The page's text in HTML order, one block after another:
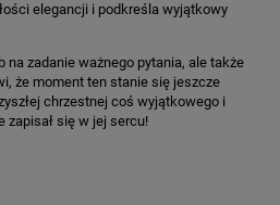
elegancji i podkreśla wyjątkowy
na zadanie ważnego pytania, ale także
że moment ten stanie się jeszcze
chrzestnej coś wyjątkowego i
zapisał się w jej sercu!